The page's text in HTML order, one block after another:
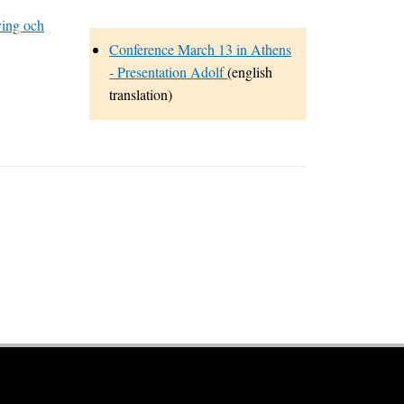
Conference March 13 in Athens
- Presentation Adolf(english
translation)
och